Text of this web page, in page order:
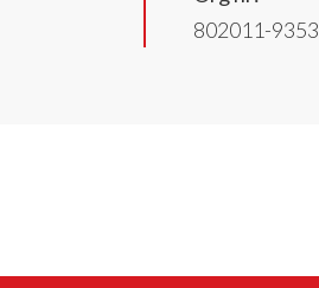
802011-9353